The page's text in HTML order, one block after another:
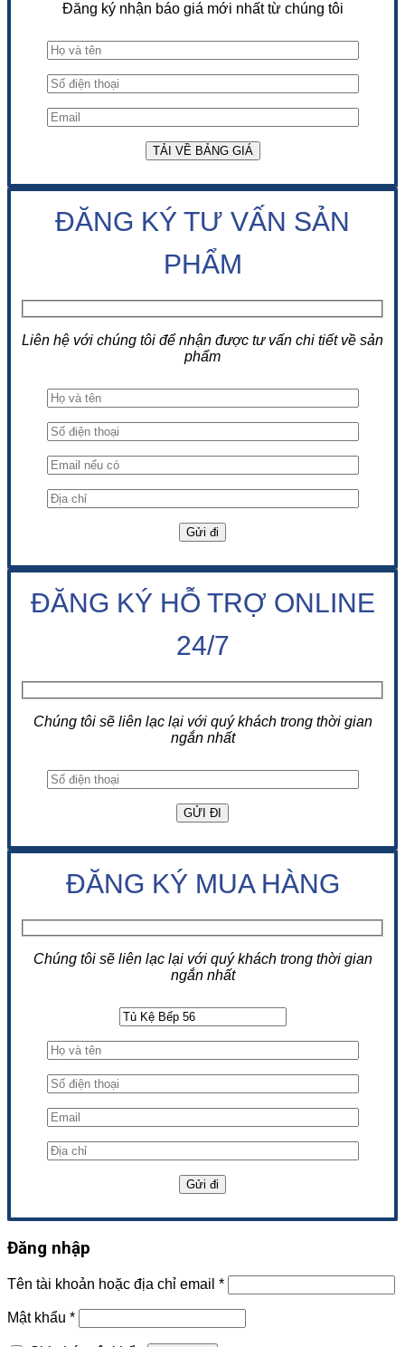
Đăng ký nhận báo giá mới nhất từ chúng tôi
ĐĂNG KÝ TƯ VẤN SẢN
PHẨM
Liên hệ với chúng tôi để nhận được tư vấn chi tiết về sản
phẩm
ĐĂNG KÝ HỖ TRỢ ONLINE
24/7
Chúng tôi sẽ liên lạc lại với quý khách trong thời gian
ngắn nhất
ĐĂNG KÝ MUA HÀNG
Chúng tôi sẽ liên lạc lại với quý khách trong thời gian
ngắn nhất
Đăng nhập
Tên tài khoản hoặc địa chỉ email *
Mật khẩu *